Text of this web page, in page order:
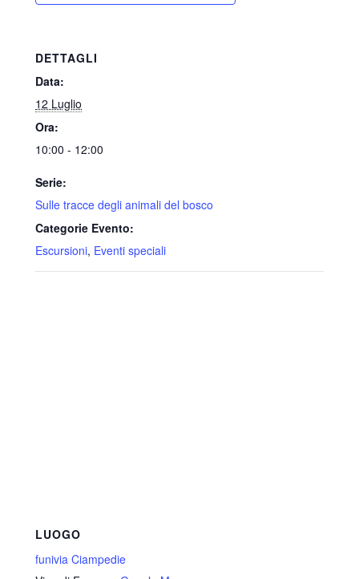
DETTAGLI
Data:
12 Luglio
Ora:
10:00 - 12:00
Serie:
Sulle tracce degli animali del bosco
Categorie Evento:
Escursioni, Eventi speciali
LUOGO
funivia Ciampedie